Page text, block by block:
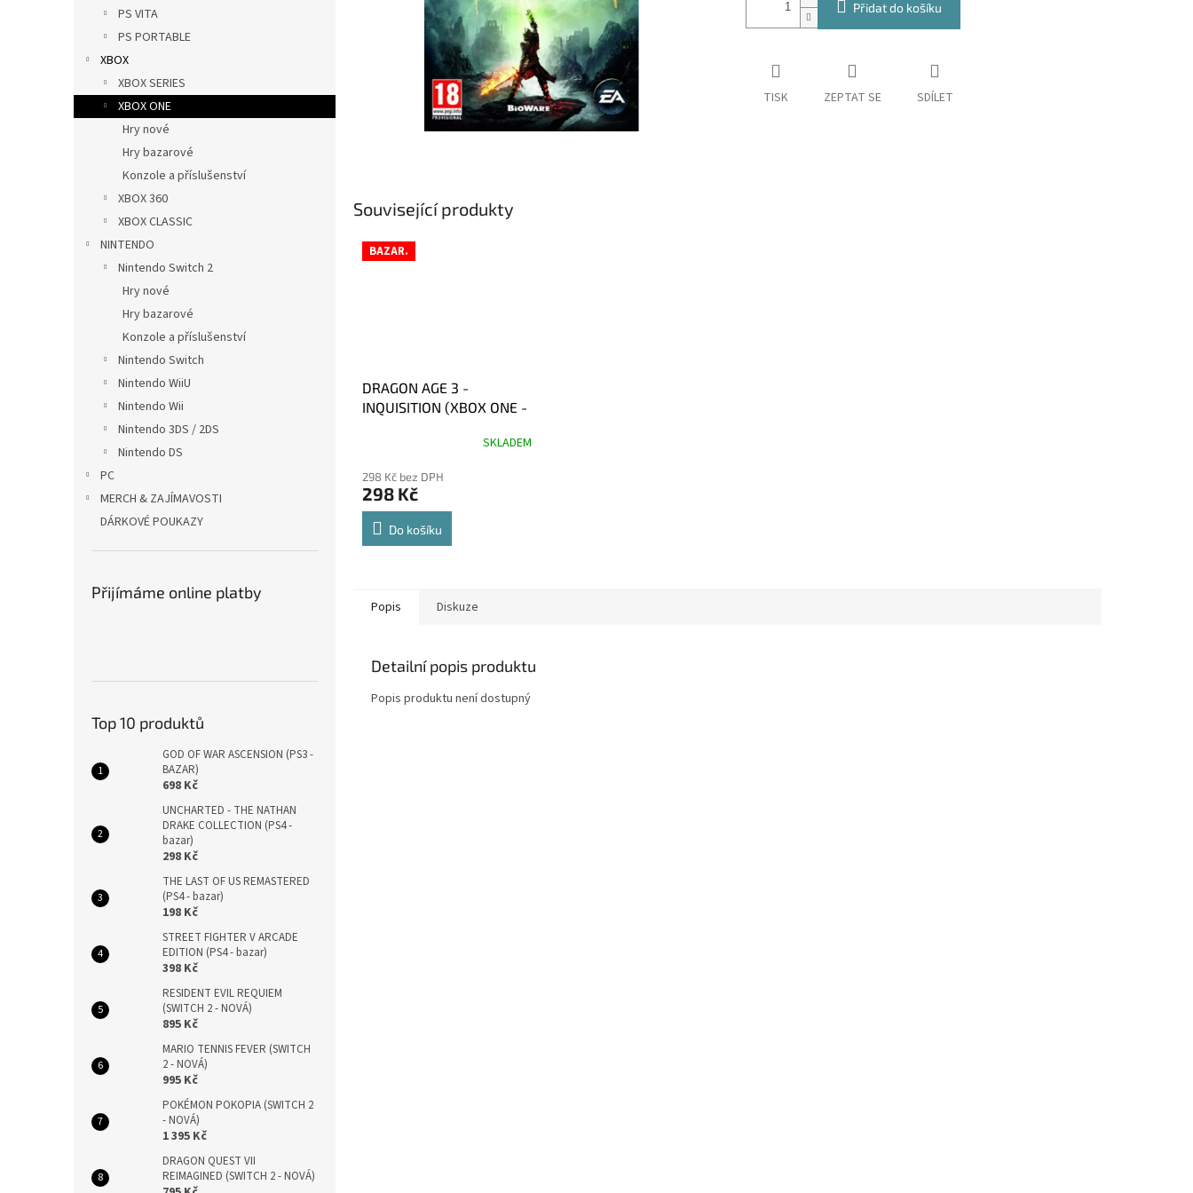
PS VITA
PS PORTABLE
XBOX
XBOX SERIES
XBOX ONE
Hry nové
Hry bazarové
Konzole a příslušenství
XBOX 360
XBOX CLASSIC
NINTENDO
Nintendo Switch 2
Hry nové
Hry bazarové
Konzole a příslušenství
Nintendo Switch
Nintendo WiiU
Nintendo Wii
Nintendo 3DS / 2DS
Nintendo DS
PC
MERCH & ZAJÍMAVOSTI
DÁRKOVÉ POUKAZY
Přijímáme online platby
Top 10 produktů
GOD OF WAR ASCENSION (PS3 -
BAZAR)
698 Kč
UNCHARTED - THE NATHAN
DRAKE COLLECTION (PS4 -
bazar)
298 Kč
THE LAST OF US REMASTERED
(PS4 - bazar)
198 Kč
STREET FIGHTER V ARCADE
EDITION (PS4 - bazar)
398 Kč
RESIDENT EVIL REQUIEM
(SWITCH 2 - NOVÁ)
895 Kč
MARIO TENNIS FEVER (SWITCH
2 - NOVÁ)
995 Kč
POKÉMON POKOPIA (SWITCH 2
- NOVÁ)
1 395 Kč
DRAGON QUEST VII
REIMAGINED (SWITCH 2 - NOVÁ)
Přidat do košíku
TISK ZEPTAT SE SDÍLET
Související produkty
BAZAR.
DRAGON AGE 3 -
INQUISITION (XBOX ONE -
SKLADEM
298 Kč bez DPH
298 Kč
Do košíku
Popis Diskuze
Detailní popis produktu
Popis produktu není dostupný